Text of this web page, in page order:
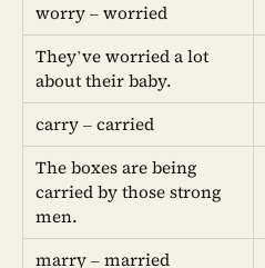
worry – worried
They’ve worried a lot
about their baby.
carry – carried
The boxes are being
carried by those strong
men.
marry – married